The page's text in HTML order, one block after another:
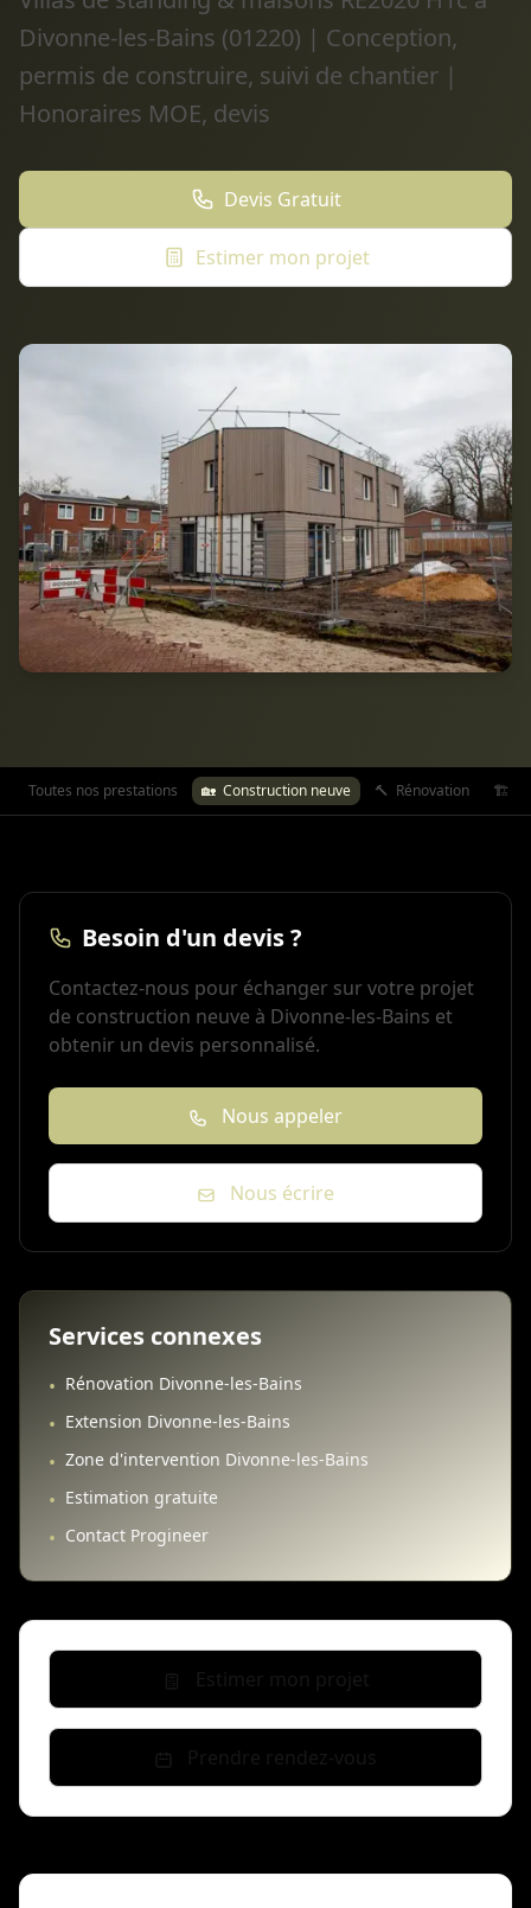
Divonne-les-Bains (01220) | Conception,
permis de construire, suivi de chantier |
Honoraires MOE, devis
Devis Gratuit
Estimer mon projet
Toutes nos prestations 🏡 Construction neuve 🔨 Rénovation 🏗️
Besoin d'un devis ?
Contactez-nous pour échanger sur votre projet
de construction neuve à Divonne-les-Bains et
obtenir un devis personnalisé.
Nous appeler
Nous écrire
Services connexes
• Rénovation Divonne-les-Bains
• Extension Divonne-les-Bains
• Zone d'intervention Divonne-les-Bains
• Estimation gratuite
• Contact Progineer